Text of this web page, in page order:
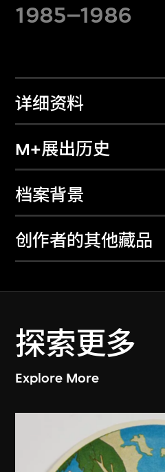
1985–1986
详细资料
M+展出历史
档案背景
创作者的其他藏品
探索更多
Explore More